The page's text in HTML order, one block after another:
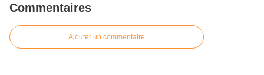
Commentaires
Ajouter un commentaire